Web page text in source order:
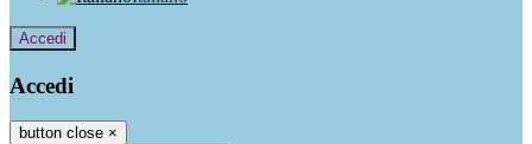
Accedi
Accedi
button close ×